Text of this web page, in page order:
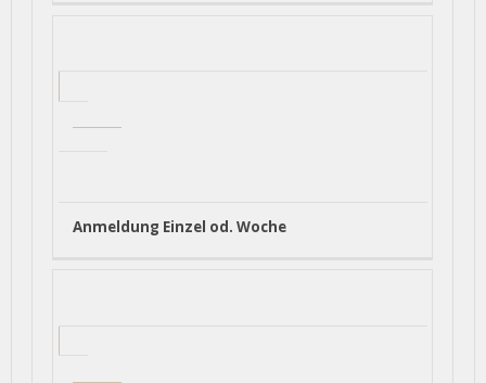
Anmeldung Einzel od. Woche